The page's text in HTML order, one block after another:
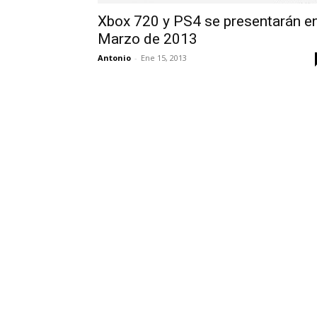
Xbox 720 y PS4 se presentarán
Marzo de 2013
Antonio - Ene 15, 2013